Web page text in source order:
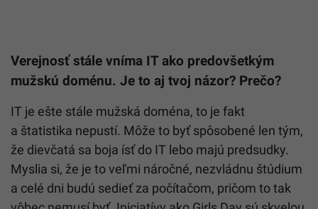
Verejnosť stále vníma IT ako predovšetkým
mužskú doménu. Je to aj tvoj názor? Prečo?
IT je ešte stále mužská doména, to je fakt
a štatistika nepustí. Môže to byť spôsobené len tým,
že dievčatá sa boja ísť do IT lebo majú predsudky.
Myslia si, že je to veľmi náročné, nezvládnu štúdium
a celé dni budú sedieť za počítačom, pričom to tak